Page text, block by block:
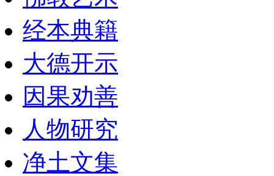
经本典籍
大德开示
因果劝善
人物研究
净土文集